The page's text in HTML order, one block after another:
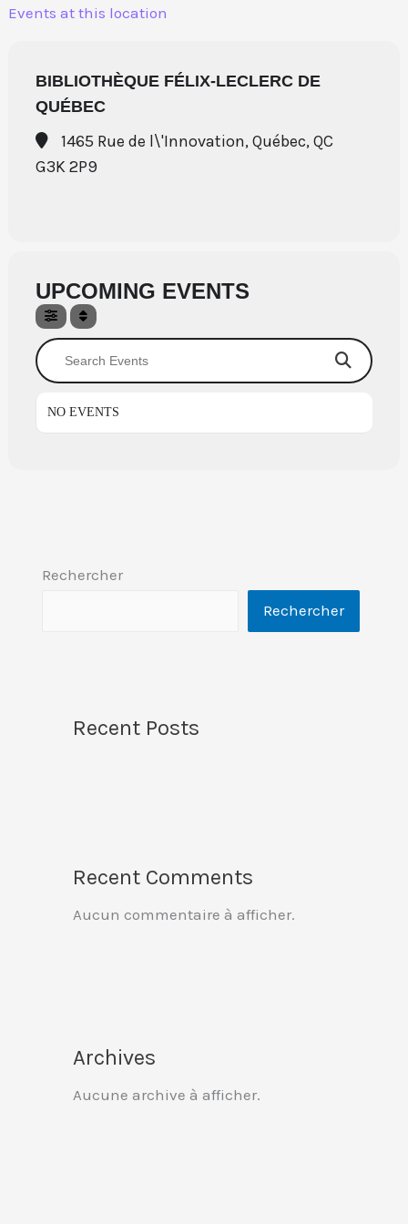
Aller
Events at this location
BIBLIOTHÈQUE FÉLIX-LECLERC DE
QUÉBEC
1465 Rue de l\'Innovation, Québec, QC
G3K 2P9
UPCOMING EVENTS
Search Events
NO EVENTS
Rechercher
Rechercher
Recent Posts
Recent Comments
Aucun commentaire à afficher.
Archives
Aucune archive à afficher.